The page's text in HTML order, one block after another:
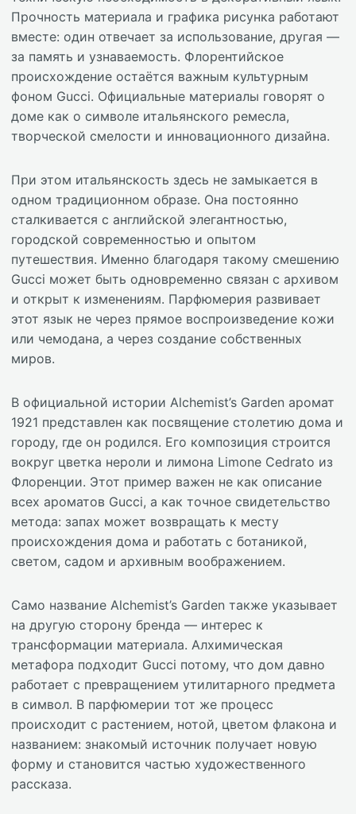
Прочность материала и графика рисунка работают
вместе: один отвечает за использование, другая —
за память и узнаваемость. Флорентийское
происхождение остаётся важным культурным
фоном Gucci. Официальные материалы говорят о
доме как о символе итальянского ремесла,
творческой смелости и инновационного дизайна.
При этом итальянскость здесь не замыкается в
одном традиционном образе. Она постоянно
сталкивается с английской элегантностью,
городской современностью и опытом
путешествия. Именно благодаря такому смешению
Gucci может быть одновременно связан с архивом
и открыт к изменениям. Парфюмерия развивает
этот язык не через прямое воспроизведение кожи
или чемодана, а через создание собственных
миров.
В официальной истории Alchemist’s Garden аромат
1921 представлен как посвящение столетию дома и
городу, где он родился. Его композиция строится
вокруг цветка нероли и лимона Limone Cedrato из
Флоренции. Этот пример важен не как описание
всех ароматов Gucci, а как точное свидетельство
метода: запах может возвращать к месту
происхождения дома и работать с ботаникой,
светом, садом и архивным воображением.
Само название Alchemist’s Garden также указывает
на другую сторону бренда — интерес к
трансформации материала. Алхимическая
метафора подходит Gucci потому, что дом давно
работает с превращением утилитарного предмета
в символ. В парфюмерии тот же процесс
происходит с растением, нотой, цветом флакона и
названием: знакомый источник получает новую
форму и становится частью художественного
рассказа.